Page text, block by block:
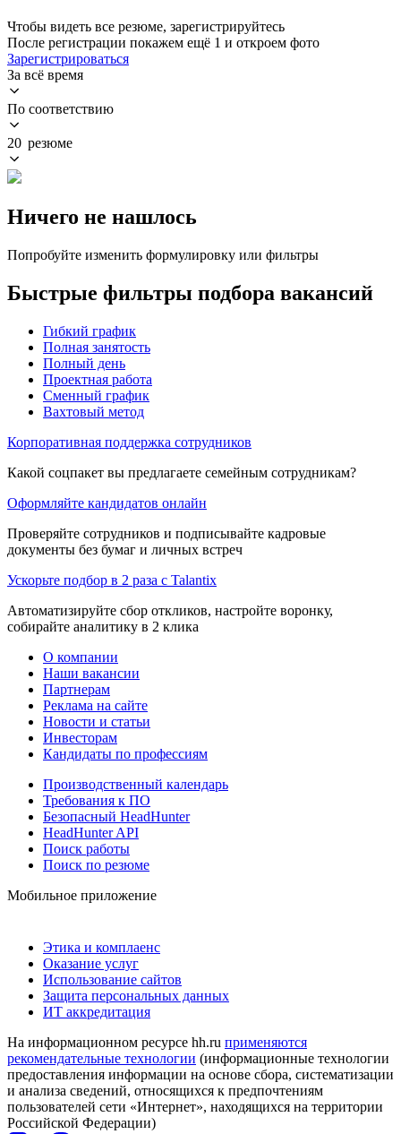
Чтобы видеть все резюме, зарегистрируйтесь
После регистрации покажем ещё 1 и откроем фото
Зарегистрироваться
За всё время
По соответствию
20 резюме
Ничего не нашлось
Попробуйте изменить формулировку или фильтры
Быстрые фильтры подбора вакансий
Гибкий график
Полная занятость
Полный день
Проектная работа
Сменный график
Вахтовый метод
Корпоративная поддержка сотрудников
Какой соцпакет вы предлагаете семейным сотрудникам?
Оформляйте кандидатов онлайн
Проверяйте сотрудников и подписывайте кадровые
документы без бумаг и личных встреч
Ускорьте подбор в 2 раза с Talantix
Автоматизируйте сбор откликов, настройте воронку,
собирайте аналитику в 2 клика
О компании
Наши вакансии
Партнерам
Реклама на сайте
Новости и статьи
Инвесторам
Кандидаты по профессиям
Производственный календарь
Требования к ПО
Безопасный HeadHunter
HeadHunter API
Поиск работы
Поиск по резюме
Мобильное приложение
Этика и комплаенс
Оказание услуг
Использование сайтов
Защита персональных данных
ИТ аккредитация
На информационном ресурсе hh.ru применяются
рекомендательные технологии (информационные технологии
предоставления информации на основе сбора, систематизации
и анализа сведений, относящихся к предпочтениям
пользователей сети «Интернет», находящихся на территории
Российской Федерации)